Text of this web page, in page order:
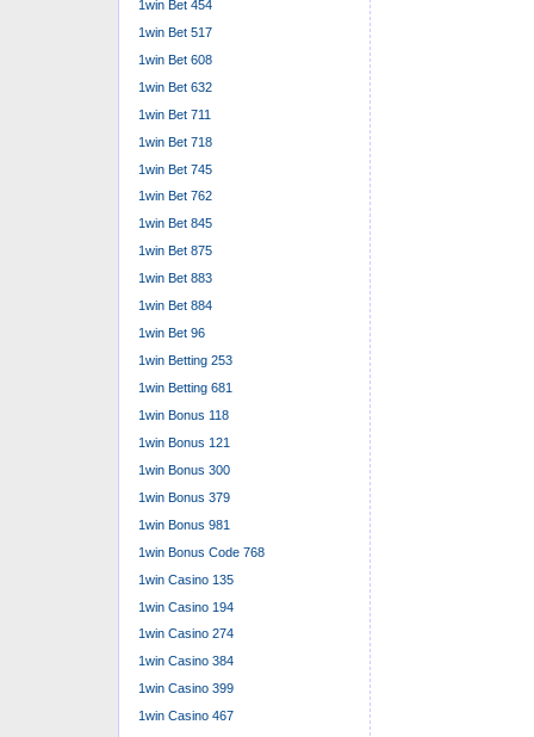
1win Bet 454
1win Bet 517
1win Bet 608
1win Bet 632
1win Bet 711
1win Bet 718
1win Bet 745
1win Bet 762
1win Bet 845
1win Bet 875
1win Bet 883
1win Bet 884
1win Bet 96
1win Betting 253
1win Betting 681
1win Bonus 118
1win Bonus 121
1win Bonus 300
1win Bonus 379
1win Bonus 981
1win Bonus Code 768
1win Casino 135
1win Casino 194
1win Casino 274
1win Casino 384
1win Casino 399
1win Casino 467